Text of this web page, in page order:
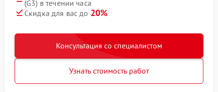
(G3) в течении часа
Скидка для вас до 20%
Консультация со специалистом
Узнать стоимость работ